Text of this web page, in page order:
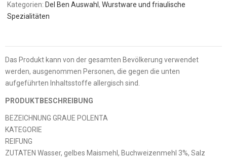
Kategorien: Del Ben Auswahl,Wurstware und friaulische
Spezialitäten
Das Produkt kann von der gesamten Bevölkerung verwendet
werden, ausgenommen Personen, die gegen die unten
aufgeführten Inhaltsstoffe allergisch sind.
PRODUKTBESCHREIBUNG
BEZEICHNUNG GRAUE POLENTA
KATEGORIE
REIFUNG
ZUTATEN Wasser, gelbes Maismehl, Buchweizenmehl 3%, Salz